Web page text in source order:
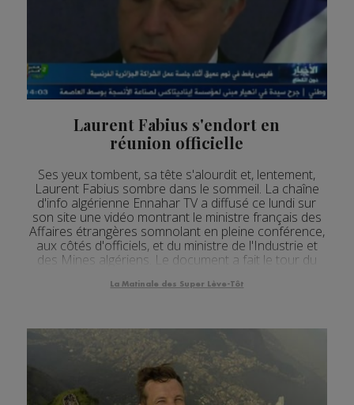
Laurent Fabius s'endort en
réunion officielle
Ses yeux tombent, sa tête s'alourdit et, lentement,
Laurent Fabius sombre dans le sommeil. La chaîne
d'info algérienne Ennahar TV a diffusé ce lundi sur
son site une vidéo montrant le ministre français des
Affaires étrangères somnolant en pleine conférence,
aux côtés d'officiels, et du ministre de l'Industrie et
des Mines algériens. Le document a fait le tour du
La Matinale des Super Lève-Tôt